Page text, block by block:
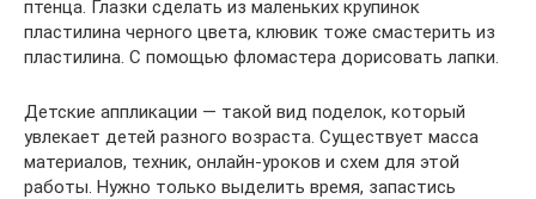
птенца. Глазки сделать из маленьких крупинок
пластилина черного цвета, клювик тоже смастерить из
пластилина. С помощью фломастера дорисовать лапки.
Детские аппликации — такой вид поделок, который
увлекает детей разного возраста. Существует масса
материалов, техник, онлайн-уроков и схем для этой
работы. Нужно только выделить время, запастись